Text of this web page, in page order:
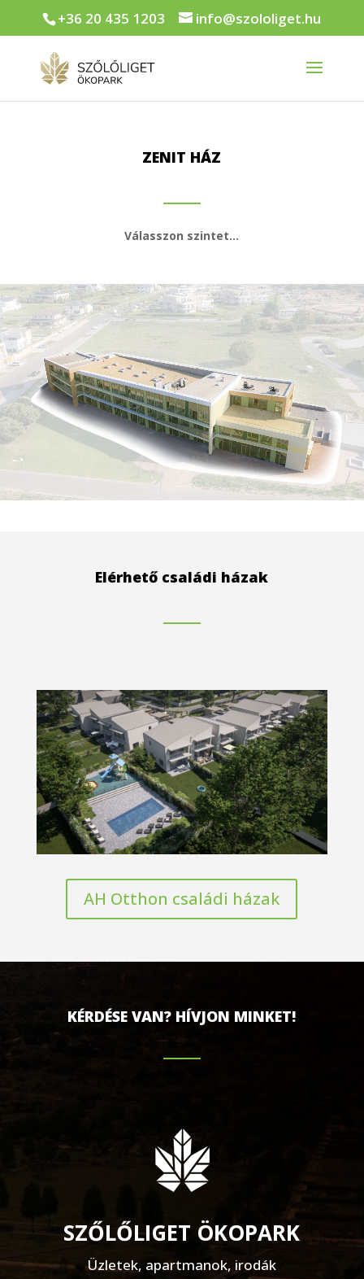
+36 20 435 1203 info@szololiget.hu
ZENIT HÁZ
Válasszon szintet…
Elérhető családi házak
AH Otthon családi házak
KÉRDÉSE VAN? HÍVJON MINKET!
SZŐLŐLIGET ÖKOPARK
Üzletek, apartmanok, irodák